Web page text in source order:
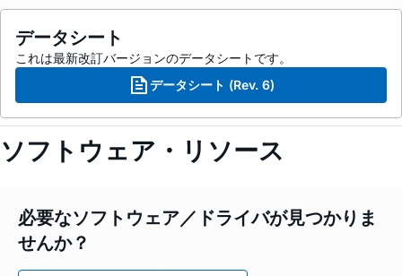
データシート
これは最新改訂バージョンのデータシートです。
データシート (Rev. 6)
ソフトウェア・リソース
必要なソフトウェア／ドライバが見つかりま
せんか？